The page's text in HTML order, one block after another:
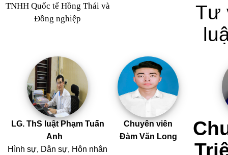
TNHH Quốc tế Hồng Thái và
Đồng nghiệp
Tư
LG. ThS luật Phạm Tuấn
Anh
Hình sự, Dân sự, Hôn nhân
Chuyên viên
Đàm Văn Long